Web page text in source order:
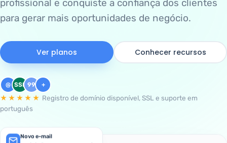
profissional e conquiste a confiança dos clientes
para gerar mais oportunidades de negócio.
Ver planos Conhecer recursos
@ SSL 99 +
★★★★★ Registro de domínio disponível, SSL e suporte em
português
Novo e-mail